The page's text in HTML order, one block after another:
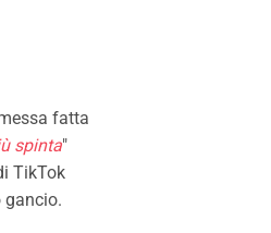
fatta
spinta"
TikTok
gancio.